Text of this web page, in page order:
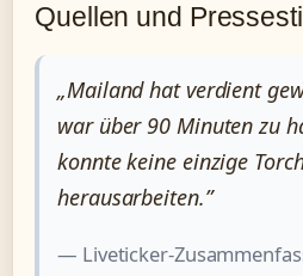
Quellen und
„Mailand hat verdient
war über 90 Minuten zu
konnte keine einzige
herausarbeiten.”
— Liveticker-